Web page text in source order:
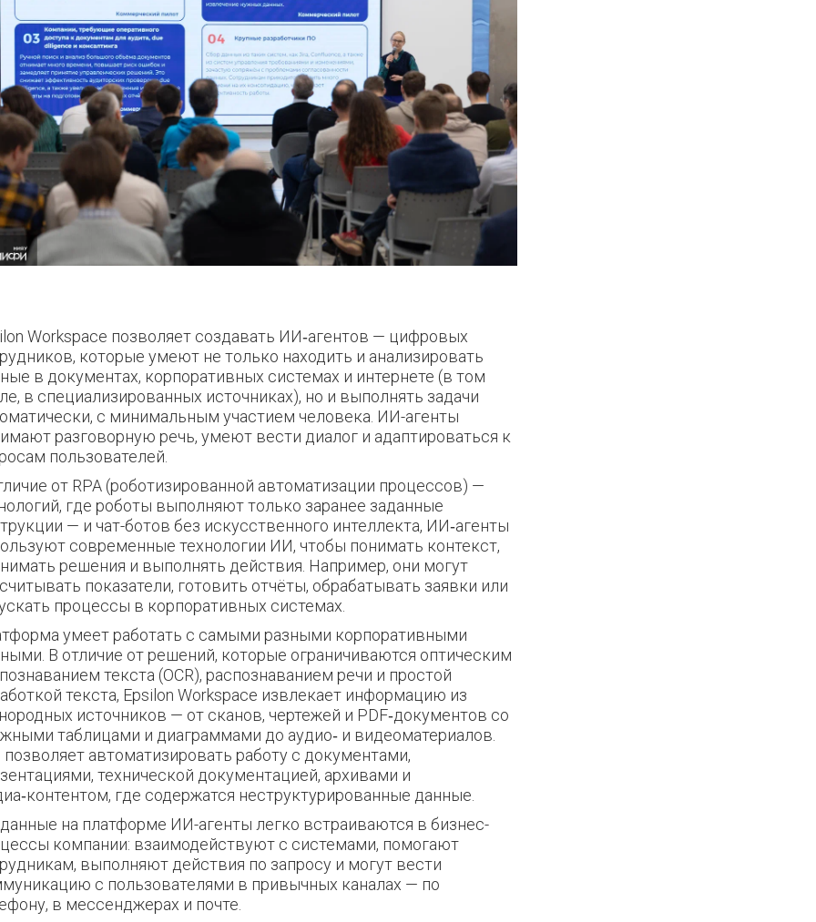
Workspace позволяет создавать ИИ‑агентов — цифровых
которые умеют не только находить и анализировать
в документах, корпоративных системах и интернете (в том
в специализированных источниках), но и выполнять задачи
с минимальным участием человека. ИИ-агенты
разговорную речь, умеют вести диалог и адаптироваться к
пользователей.
от RPA (роботизированной автоматизации процессов) —
где роботы выполняют только заранее заданные
— и чат-ботов без искусственного интеллекта, ИИ‑агенты
современные технологии ИИ, чтобы понимать контекст,
решения и выполнять действия. Например, они могут
показатели, готовить отчёты, обрабатывать заявки или
процессы в корпоративных системах.
умеет работать с самыми разными корпоративными
В отличие от решений, которые ограничиваются оптическим
текста (OCR), распознаванием речи и простой
текста, Epsilon Workspace извлекает информацию из
источников — от сканов, чертежей и PDF‑документов со
таблицами и диаграммами до аудио‑ и видеоматериалов.
позволяет автоматизировать работу с документами,
технической документацией, архивами и
где содержатся неструктурированные данные.
на платформе ИИ-агенты легко встраиваются в бизнес-
компании: взаимодействуют с системами, помогают
выполняют действия по запросу и могут вести
с пользователями в привычных каналах — по
в мессенджерах и почте.